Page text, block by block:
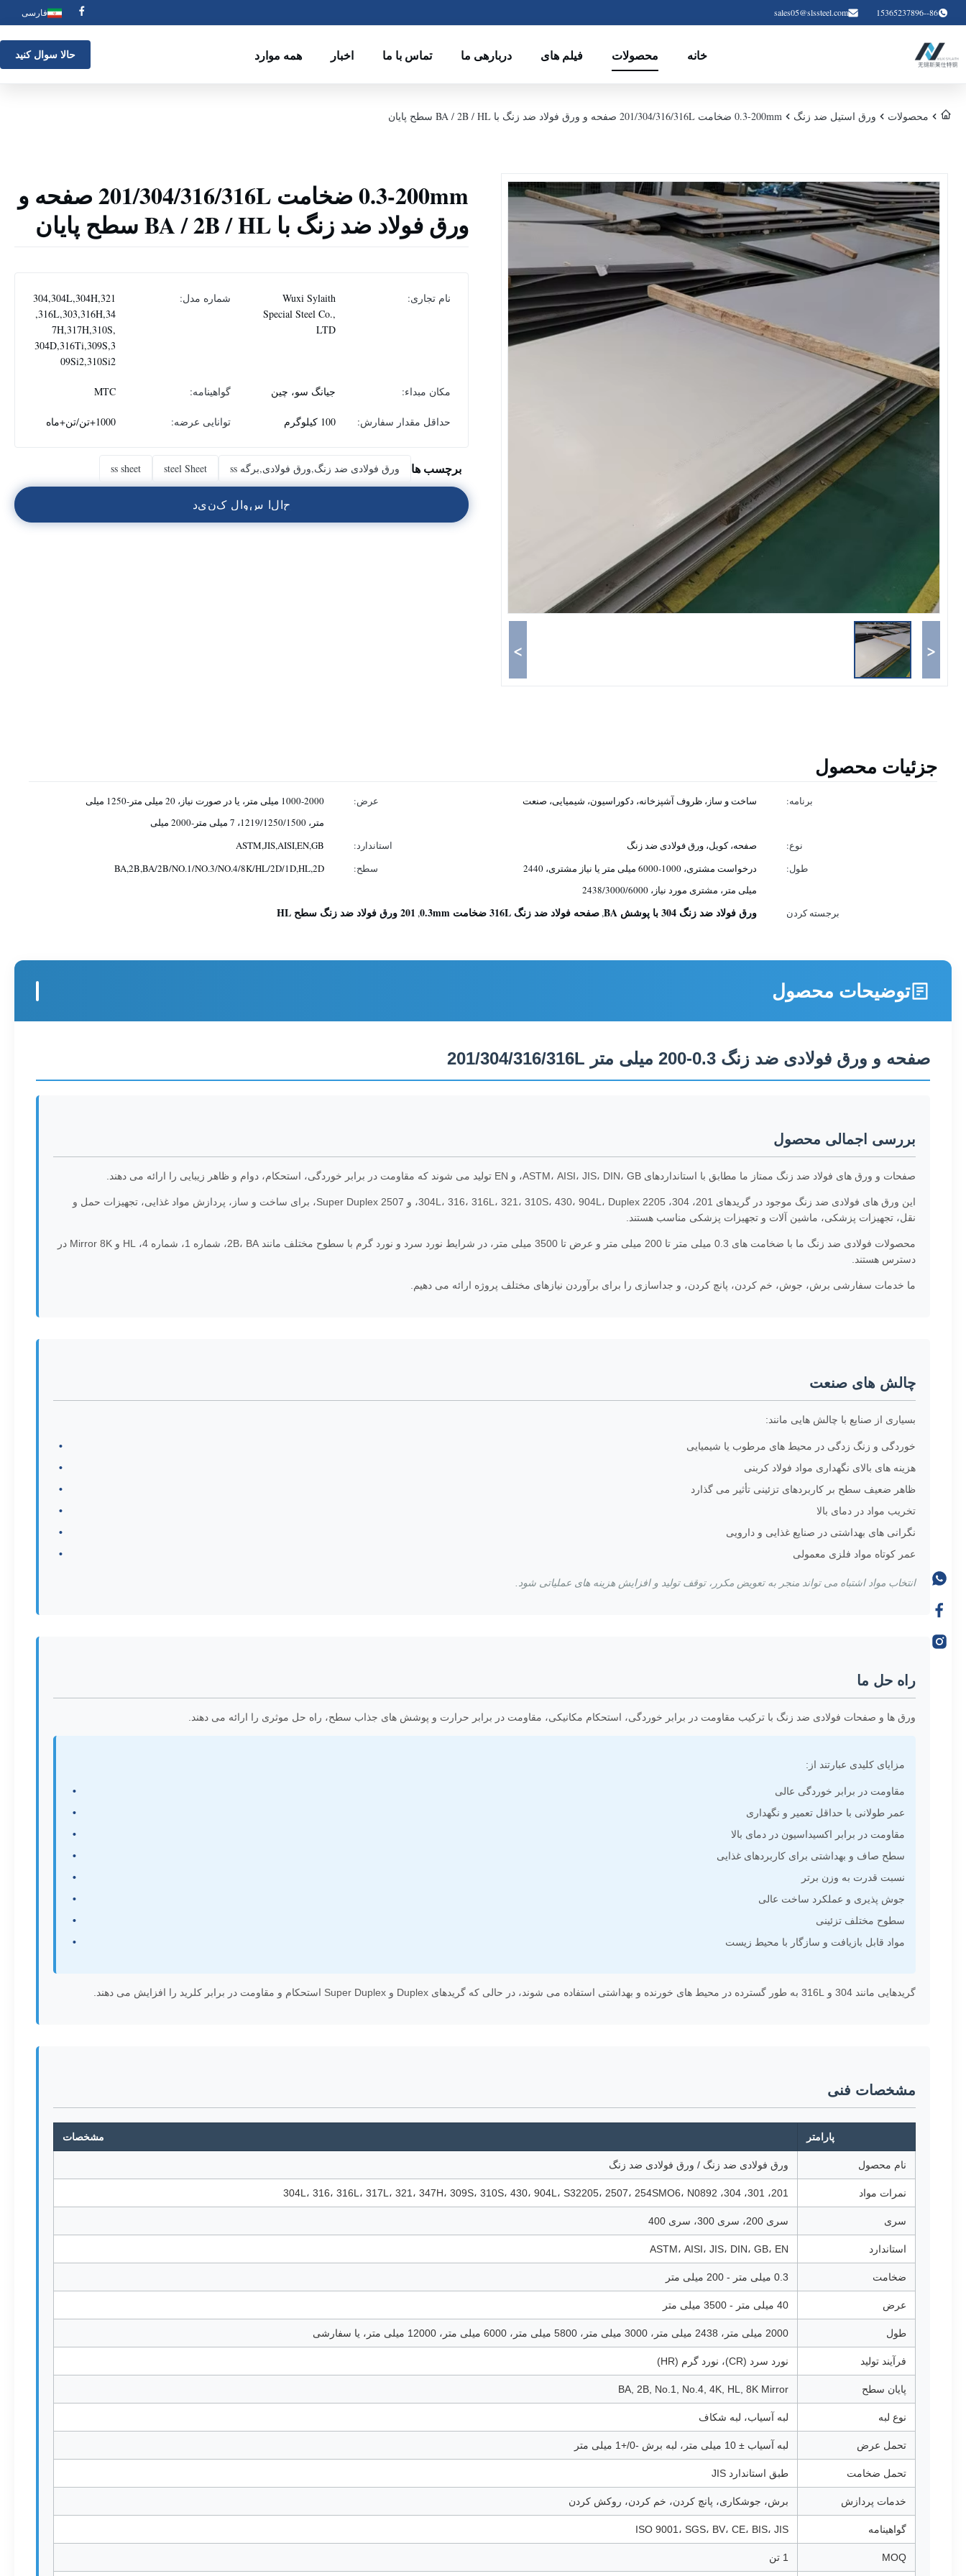
86--15365237896
sales05@slssteel.com فارسی
خانه محصولات فیلم های دربارهی ما تماس با ما اخبار همه موارد حالا سوال کنيد
محصولات ورق استیل ضد زنگ 0.3-200mm ضخامت 201/304/316/316L صفحه و ورق فولاد ضد زنگ با BA / 2B / HL سطح پایان
<
>
0.3-200mm ضخامت 201/304/316/316L صفحه و
ورق فولاد ضد زنگ با BA / 2B / HL سطح پایان
نام تجاری:
Wuxi Sylaith
Special Steel Co.,
LTD
شماره مدل:
304,304L,304H,321
,316L,303,316H,34
7H,317H,310S,
304D,316Ti,309S,3
09Si2,310Si2
مکان مبداء: جیانگ سو، چین گواهینامه: MTC
حداقل مقدار سفارش: 100 کیلوگرم توانایی عرضه: 1000+تن/تن+ماه
برچسب ها ورق فولادی ضد زنگ,ورق فولادی,برگه ss steel Sheet
ss sheet
حالا سوال کنيد
جزئیات محصول
برنامه: ساخت و ساز، ظروف آشپزخانه، دکوراسیون، شیمیایی، صنعت عرض:
1000-2000 میلی متر، یا در صورت نیاز، 20 میلی متر-1250 میلی
متر، 1219/1250/1500، 7 میلی متر-2000 میلی
نوع:
صفحه، کویل، ورق فولادی ضد زنگ استاندارد:
ASTM,JIS,AISI,EN,GB
طول:
درخواست مشتری، 1000-6000 میلی متر یا نیاز مشتری، 2440
میلی متر، مشتری مورد نیاز، 2438/3000/6000
سطح: BA,2B,BA/2B/NO.1/NO.3/NO.4/8K/HL/2D/1D,HL,2D
برجسته کردن ورق فولاد ضد زنگ 304 با پوشش BA ,صفحه فولاد ضد زنگ 316L ضخامت 0.3mm , 201 ورق فولاد ضد زنگ سطح HL
توضیحات محصول
صفحه و ورق فولادی ضد زنگ 0.3-200 میلی متر 201/304/316/316L
بررسی اجمالی محصول
صفحات و ورق های فولاد ضد زنگ ممتاز ما مطابق با استانداردهای ASTM، AISI، JIS، DIN، GB، و EN تولید می شوند که مقاومت در برابر خوردگی، استحکام، دوام و ظاهر زیبایی را ارائه می دهند.
این ورق های فولادی ضد زنگ موجود در گریدهای 201، 304، 304L، 316، 316L، 321، 310S، 430، 904L، Duplex 2205، و Super Duplex 2507، برای ساخت و ساز، پردازش مواد غذایی، تجهیزات حمل و
نقل، تجهیزات پزشکی، ماشین آلات و تجهیزات پزشکی مناسب هستند.
محصولات فولادی ضد زنگ ما با ضخامت های 0.3 میلی متر تا 200 میلی متر و عرض تا 3500 میلی متر، در شرایط نورد سرد و نورد گرم با سطوح مختلف مانند 2B، BA، شماره 1، شماره 4، HL و Mirror 8K در
دسترس هستند.
ما خدمات سفارشی برش، جوش، خم کردن، پانچ کردن، و جداسازی را برای برآوردن نیازهای مختلف پروژه ارائه می دهیم.
چالش های صنعت
بسیاری از صنایع با چالش هایی مانند:
خوردگی و زنگ زدگی در محیط های مرطوب یا شیمیایی
هزینه های بالای نگهداری مواد فولاد کربنی
ظاهر ضعیف سطح بر کاربردهای تزئینی تأثیر می گذارد
تخریب مواد در دمای بالا
نگرانی های بهداشتی در صنایع غذایی و دارویی
عمر کوتاه مواد فلزی معمولی
انتخاب مواد اشتباه می تواند منجر به تعویض مکرر، توقف تولید و افزایش هزینه های عملیاتی شود.
راه حل ما
ورق ها و صفحات فولادی ضد زنگ با ترکیب مقاومت در برابر خوردگی، استحکام مکانیکی، مقاومت در برابر حرارت و پوشش های جذاب سطح، راه حل موثری را ارائه می دهند.
مزایای کلیدی عبارتند از:
مقاومت در برابر خوردگی عالی
عمر طولانی با حداقل تعمیر و نگهداری
مقاومت در برابر اکسیداسیون در دمای بالا
سطح صاف و بهداشتی برای کاربردهای غذایی
نسبت قدرت به وزن برتر
جوش پذیری و عملکرد ساخت عالی
سطوح مختلف تزئینی
مواد قابل بازیافت و سازگار با محیط زیست
گریدهایی مانند 304 و 316L به طور گسترده در محیط های خورنده و بهداشتی استفاده می شوند، در حالی که گریدهای Duplex و Super Duplex استحکام و مقاومت در برابر کلرید را افزایش می دهند.
مشخصات فنی
پارامتر مشخصات
نام محصول ورق فولادی ضد زنگ / ورق فولادی ضد زنگ
نمرات مواد 201، 301، 304، 304L، 316، 316L، 317L، 321، 347H، 309S، 310S، 430، 904L، S32205، 2507، 254SMO6، N0892
سری سری 200، سری 300، سری 400
استاندارد ASTM، AISI، JIS، DIN، GB، EN
ضخامت 0.3 میلی متر - 200 میلی متر
عرض 40 میلی متر - 3500 میلی متر
طول 2000 میلی متر، 2438 میلی متر، 3000 میلی متر، 5800 میلی متر، 6000 میلی متر، 12000 میلی متر، یا سفارشی
فرآیند تولید نورد سرد (CR)، نورد گرم (HR)
پایان سطح BA, 2B, No.1, No.4, 4K, HL, 8K Mirror
نوع لبه لبه آسیاب، لبه شکاف
تحمل عرض لبه آسیاب ± 10 میلی متر، لبه برش -0/+1 میلی متر
تحمل ضخامت طبق استاندارد JIS
خدمات پردازش برش، جوشکاری، پانچ کردن، خم کردن، روکش کردن
گواهینامه ISO 9001، SGS، BV، CE، BIS، JIS
MOQ 1 تن